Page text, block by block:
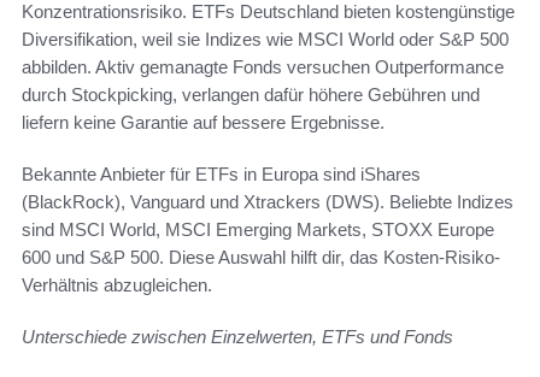
Konzentrationsrisiko. ETFs Deutschland bieten kostengünstige
Diversifikation, weil sie Indizes wie MSCI World oder S&P 500
abbilden. Aktiv gemanagte Fonds versuchen Outperformance
durch Stockpicking, verlangen dafür höhere Gebühren und
liefern keine Garantie auf bessere Ergebnisse.
Bekannte Anbieter für ETFs in Europa sind iShares
(BlackRock), Vanguard und Xtrackers (DWS). Beliebte Indizes
sind MSCI World, MSCI Emerging Markets, STOXX Europe
600 und S&P 500. Diese Auswahl hilft dir, das Kosten-Risiko-
Verhältnis abzugleichen.
Unterschiede zwischen Einzelwerten, ETFs und Fonds